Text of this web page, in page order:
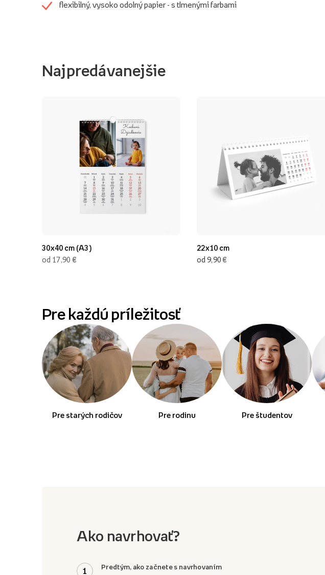
flexibilný, vysoko odolný papier - s tlmenými farbami
Najpredávanejšie
30x40 cm (A3)
od 17,90 €
22x10 cm
od 9,90 €
Pre každú príležitosť
Pre starých rodičov Pre rodinu Pre študentov
Ako navrhovať?
1 Predtým, ako začnete s navrhovaním